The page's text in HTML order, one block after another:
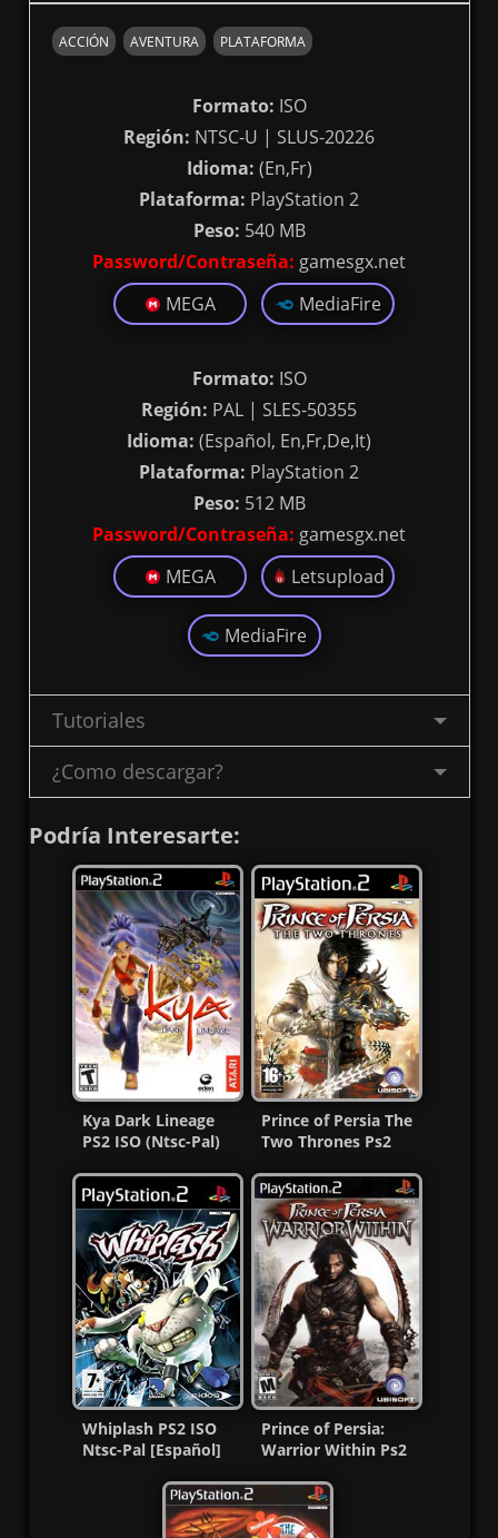
ACCIÓN AVENTURA PLATAFORMA
Formato: ISO
Región: NTSC-U | SLUS-20226
Idioma: (En,Fr)
Plataforma: PlayStation 2
Peso: 540 MB
Password/Contraseña: gamesgx.net
MEGA
MediaFire
Formato: ISO
Región: PAL | SLES-50355
Idioma: (Español, En,Fr,De,It)
Plataforma: PlayStation 2
Peso: 512 MB
Password/Contraseña: gamesgx.net
MEGA
Letsupload
MediaFire
Tutoriales
¿Como descargar?
Podría Interesarte:
Kya Dark Lineage
PS2 ISO (Ntsc-Pal)
Prince of Persia The
Two Thrones Ps2
Whiplash PS2 ISO
Ntsc-Pal [Español]
Prince of Persia:
Warrior Within Ps2